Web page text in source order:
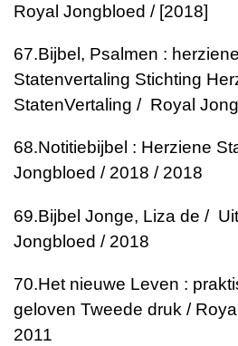
Royal Jongbloed / [2018]
67.Bijbel, Psalmen : herziene
Statenvertaling Stichting
StatenVertaling / Royal
68.Notitiebijbel : Herziene
Jongbloed / 2018 / 2018
69.Bijbel Jonge, Liza de /
Jongbloed / 2018
70.Het nieuwe Leven :
geloven Tweede druk /
2011